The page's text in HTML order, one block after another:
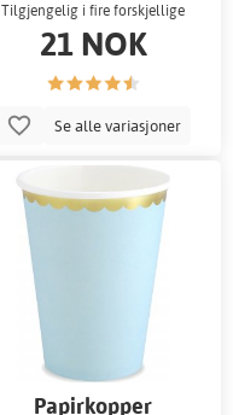
Tilgjengelig i fire forskjellige
større
21 NOK
Se alle variasjoner
Papirkopper